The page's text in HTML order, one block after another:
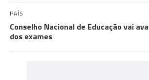
PAÍS
Conselho Nacional de Educação vai
dos exames